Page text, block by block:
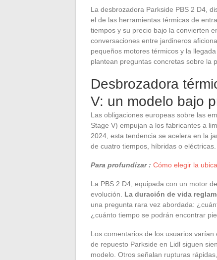
La desbrozadora Parkside PBS 2 D4,
el de las herramientas térmicas de
tiempos y su precio bajo la convierten
conversaciones entre jardineros
pequeños motores térmicos y la
plantean preguntas concretas sobre la
Desbrozadora
V: un modelo bajo
Las obligaciones europeas sobre las
Stage V) empujan a los fabricantes a
2024, esta tendencia se acelera en la
de cuatro tiempos, híbridas o eléctricas.
Para profundizar : Cómo elegir la
La PBS 2 D4, equipada con un motor
evolución. La duración de vida
una pregunta rara vez abordada:
¿cuánto tiempo se podrán encontrar
Los comentarios de los usuarios
de repuesto Parkside en Lidl siguen
modelo. Otros señalan rupturas